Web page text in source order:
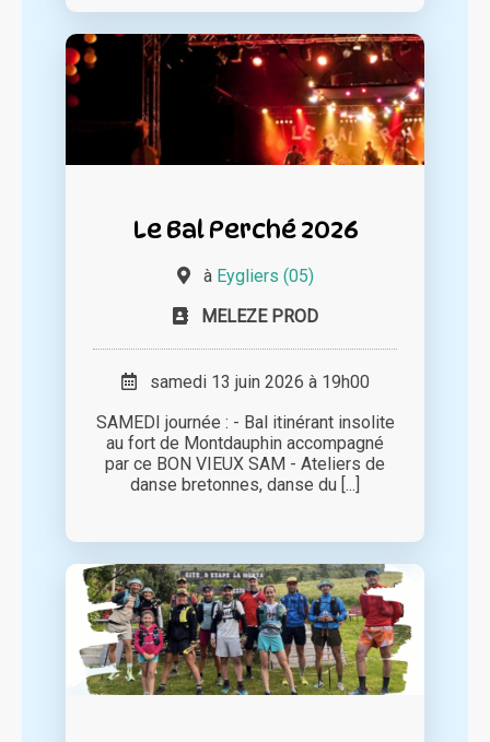
Le Bal Perché 2026
à Eygliers (05)
MELEZE PROD
samedi 13 juin 2026 à 19h00
SAMEDI journée : - Bal itinérant insolite
au fort de Montdauphin accompagné
par ce BON VIEUX SAM - Ateliers de
danse bretonnes, danse du [...]